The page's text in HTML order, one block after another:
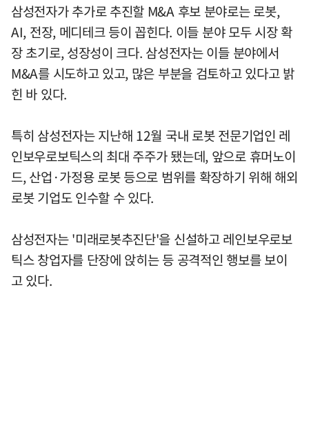
삼성전자가 추가로 추진할 M&A 후보 분야로는 로봇,
AI, 전장, 메디테크 등이 꼽힌다. 이들 분야 모두 시장 확
장 초기로, 성장성이 크다. 삼성전자는 이들 분야에서
M&A를 시도하고 있고, 많은 부분을 검토하고 있다고 밝
힌 바 있다.
특히 삼성전자는 지난해 12월 국내 로봇 전문기업인 레
인보우로보틱스의 최대 주주가 됐는데, 앞으로 휴머노이
드, 산업·가정용 로봇 등으로 범위를 확장하기 위해 해외
로봇 기업도 인수할 수 있다.
삼성전자는 '미래로봇추진단'을 신설하고 레인보우로보
틱스 창업자를 단장에 앉히는 등 공격적인 행보를 보이
고 있다.